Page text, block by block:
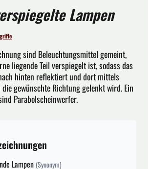
Lampen
sind Beleuchtungsmittel gemeint,
liegende Teil verspiegelt ist, sodass das
hinten reflektiert und dort mittels
gewünschte Richtung gelenkt wird. Ein
Parabolscheinwerfer.
Lampen (Synonym)